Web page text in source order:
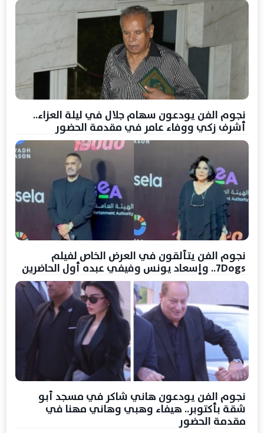
نجوم الفن يودعون سهام جلال في ليلة العزاء..
أشرف زكي ووفاء عامر في مقدمة الحضور
نجوم الفن يتألقون في العرض الخاص لفيلم
7Dogs.. وإسعاد يونس وفيفي عبده أول الحاضرين
نجوم الفن يودعون هاني شاكر في مسجد أبو
شقة بأكتوبر.. هيفاء وهبي وهاني مهنا في
مقدمة الحضور